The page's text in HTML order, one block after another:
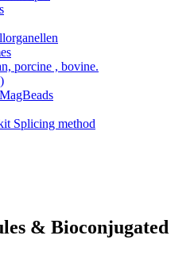
porcine , bovine.
Splicing method
& Bioconjugated